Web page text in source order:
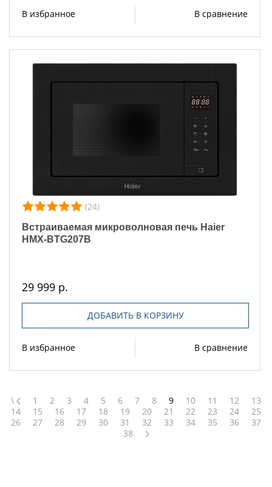
В избранное В сравнение
(24)
Встраиваемая микроволновая печь Haier
HMX-BTG207B
29 999 р.
ДОБАВИТЬ В КОРЗИНУ
В избранное В сравнение
\ 1 2 3 4 5 6 7 8 9 10 11 12
13
14
15 16 17 18 19 20 21 22 23 24
25
26
27 28 29 30 31 32 33 34 35 36
37
38